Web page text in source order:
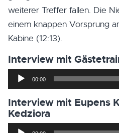
weiterer Treffer fallen. Die
einem knappen Vorsprung
Kabine (12:13).
Interview mit
Audio-
Player
00:00
Interview mit Eupens
Kedziora
Audio-